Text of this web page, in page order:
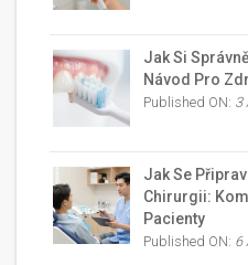
Jak Si
Návod Pro
Published ON: 3
Jak Se
Chirurgii:
Pacienty
Published ON: 6